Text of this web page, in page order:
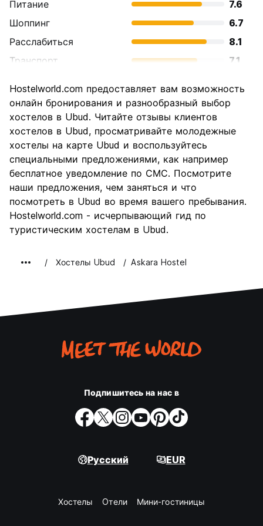
Питание
7.6
Шоппинг
6.7
Расслабиться
8.1
Транспорт
7.1
достопримечательностей
7.1
Культура
Ночная жизнь
6.3
Соотношение цены и
качества
Hostelworld.com предоставляет вам возможность
онлайн бронирования и разнообразный выбор
хостелов в Ubud. Читайте отзывы клиентов
хостелов в Ubud, просматривайте молодежные
хостелы на карте Ubud и воспользуйтесь
специальными предложениями, как например
бесплатное уведомление по СМС. Посмотрите
наши предложения, чем заняться и что
посмотреть в Ubud во время вашего пребывания.
Hostelworld.com - исчерпывающий гид по
туристическим хостелам в Ubud.
Хостелы Ubud Askara Hostel
Подпишитесь на нас в
Русский EUR
Хостелы Oтели Мини-гостиницы